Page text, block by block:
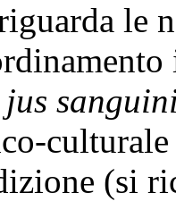
le
jus
(si